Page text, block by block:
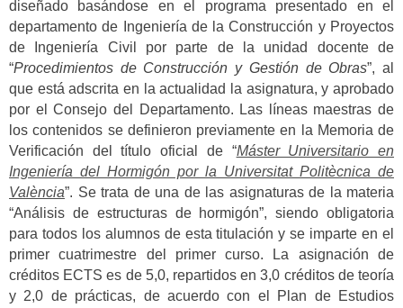
diseñado basándose en el programa presentado en el
departamento de Ingeniería de la Construcción y Proyectos
de Ingeniería Civil por parte de la unidad docente de
“Procedimientos de Construcción y Gestión de Obras”, al
que está adscrita en la actualidad la asignatura, y aprobado
por el Consejo del Departamento. Las líneas maestras de
los contenidos se definieron previamente en la Memoria de
Verificación del título oficial de “Máster Universitario en
Ingeniería del Hormigón por la Universitat Politècnica de
València”. Se trata de una de las asignaturas de la materia
“Análisis de estructuras de hormigón”, siendo obligatoria
para todos los alumnos de esta titulación y se imparte en el
primer cuatrimestre del primer curso. La asignación de
créditos ECTS es de 5,0, repartidos en 3,0 créditos de teoría
y 2,0 de prácticas, de acuerdo con el Plan de Estudios